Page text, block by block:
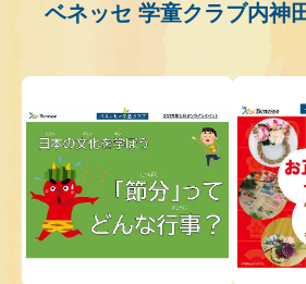
ベネッセ 学童クラブ内神